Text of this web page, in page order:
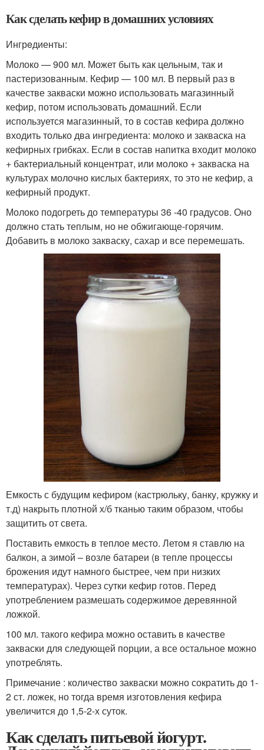
Как сделать кефир в домашних условиях
Ингрeдиенты:
Молоко — 900 мл. Может быть как цельным, так и
пастеризованным. Кефир — 100 мл. В первый раз в
качестве закваски можно использовать магазинный
кефир, потом использовать домашний. Если
используется магазинный, то в состав кефира должно
входить только два ингредиента: молоко и закваска на
кефирных грибках. Если в состав напитка входит молоко
+ бактериальный концентрат, или молоко + закваска на
культурах молочно кислых бактериях, то это не кефир, а
кефирный продукт.
Молоко подогреть до температуры 36 -40 градусов. Оно
должно стать теплым, но не обжигающе-горячим.
Добавить в молоко закваску, сахар и все перемешать.
Емкость с будущим кефиром (кастрюльку, банку, кружку и
т.д) накрыть плотной х/б тканью таким образом, чтобы
защитить от света.
Поставить емкость в теплое место. Летом я ставлю на
балкон, а зимой – возле батареи (в тепле процессы
брожения идут намного быстрее, чем при низких
температурах). Через сутки кефир готов. Перед
употреблением размешать содержимое деревянной
ложкой.
100 мл. такого кефира можно оставить в качестве
закваски для следующей порции, а все остальное можно
употреблять.
Примечание : количество закваски можно сократить до 1-
2 ст. ложек, но тогда время изготовления кефира
увеличится до 1,5-2-х суток.
Как сделать питьевой йогурт.